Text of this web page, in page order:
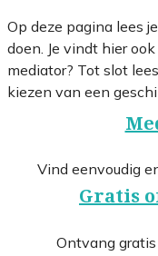
Op deze pagina lees
doen. Je vindt hier
mediator? Tot slot
kiezen van een
Vind eenvoudig
Gratis
Ontvang